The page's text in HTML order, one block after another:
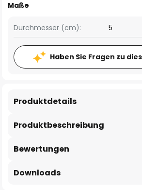
Maße
Durchmesser (cm): 5
Haben Sie Fragen zu
Produktbeschreibung
Produktdetails
Bewertungen
Downloads